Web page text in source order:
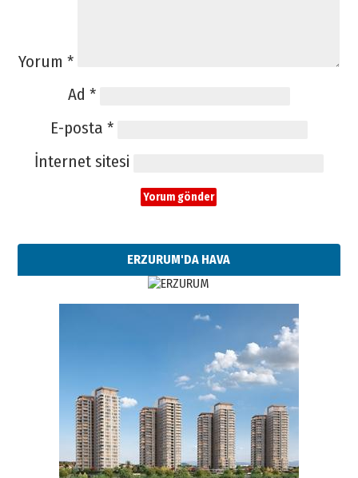
Yorum *
Ad *
E-posta *
İnternet sitesi
ERZURUM'DA HAVA